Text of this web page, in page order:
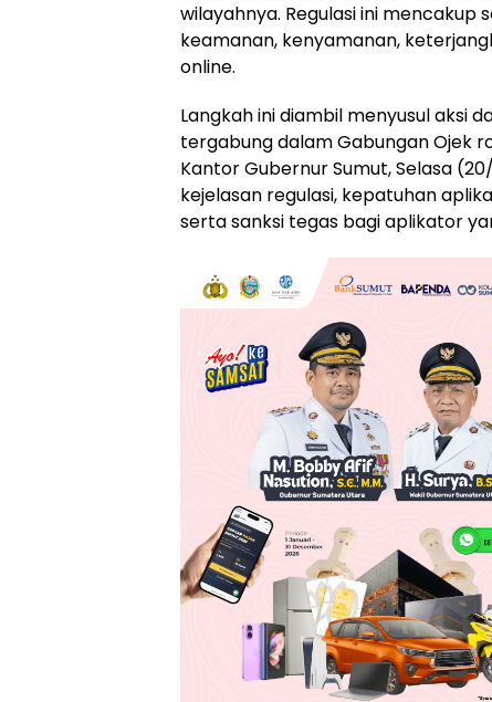
wilayahnya. Regulasi ini mencakup
keamanan, kenyamanan,
online.
Langkah ini diambil menyusul aksi
tergabung dalam Gabungan Ojek
Kantor Gubernur Sumut, Selasa
kejelasan regulasi, kepatuhan
serta sanksi tegas bagi aplikator